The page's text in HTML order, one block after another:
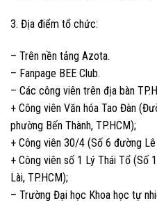
3. Địa điểm tổ chức:
– Trên nền tảng Azota.
– Fanpage BEE Club.
– Các công viên trên địa bàn
+ Công viên Văn hóa Tao Đàn
phường Bến Thành, TP.HCM);
+ Công viên 30/4 (Số 6 đường Lê
+ Công viên số 1 Lý Thái Tổ (Số
Lài, TP.HCM);
– Trường Đại học Khoa học tự